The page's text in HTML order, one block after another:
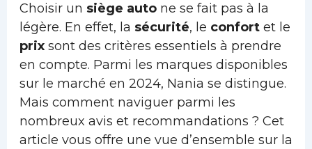
Choisir un siège autone se fait pas à la
légère. En effet, la sécurité, le confortet le
prixsont des critères essentiels à prendre
en compte. Parmi les marques disponibles
sur le marché en 2024, Nania se distingue.
Mais comment naviguer parmi les
nombreux avis et recommandations ? Cet
article vous offre une vue d’ensemble sur la